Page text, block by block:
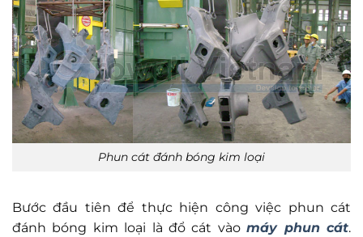
Phun cát đánh bóng kim loại
Bước đầu tiên để thực hiện công việc phun cát
đánh bóng kim loại là đổ cát vàomáy phun cát.